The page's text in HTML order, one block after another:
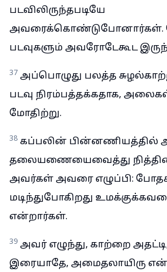
படவிலிருந்தபடியே
அவரைக்கொண்டுபோனார்கள்.
படவுகளும் அவரோடேகூட
37 அப்பொழுது பலத்த
படவு நிரம்பத்தக்கதாக,
மோதிற்று.
38 கப்பலின் பின்னணியத்தில்
தலையணையைவைத்து
அவர்கள் அவரை எழுப்பி:
மடிந்துபோகிறது
என்றார்கள்.
39 அவர் எழுந்து, காற்றை
இரையாதே, அமைதலாயிரு